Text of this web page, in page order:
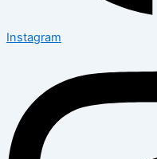
Instagram